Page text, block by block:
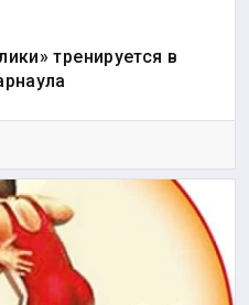
тренируется в